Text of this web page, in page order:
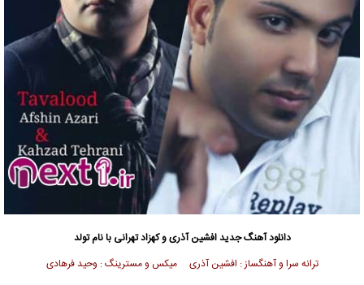
دانلود آهنگ جدیدافشین آذری و کهزاد تهرانی با نام تولد
ترانه سرا و آهنگساز : افشین آذری میکس و مسترینگ : وحید فرهادی